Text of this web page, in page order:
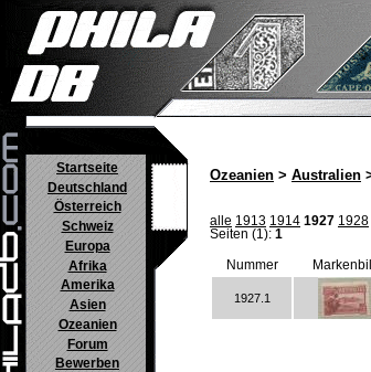
Startseite
Deutschland
Österreich
Schweiz
Europa
Afrika
Amerika
Asien
Ozeanien
Forum
Bewerben
Ozeanien > Australien
alle 1913 1914 1927 1928
Seiten (1): 1
Nummer
1927.1